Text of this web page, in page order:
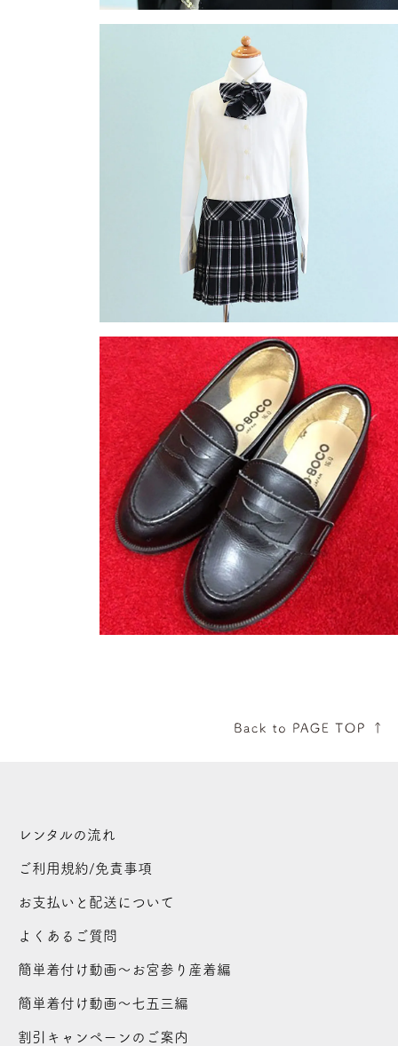
レンタルの流れ
ご利用規約/免責事項
お支払いと配送について
よくあるご質問
簡単着付け動画～お宮参り産着編
簡単着付け動画～七五三編
割引キャンペーンのご案内